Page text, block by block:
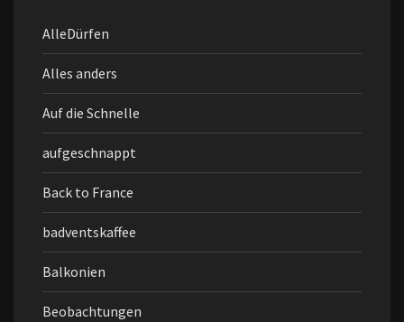
AlleDürfen
Alles anders
Auf die Schnelle
aufgeschnappt
Back to France
badventskaffee
Balkonien
Beobachtungen